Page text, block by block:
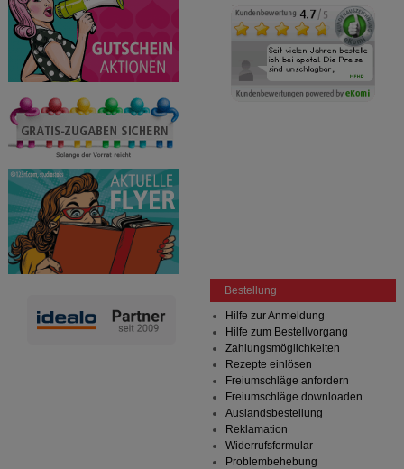
Bestellung
Hilfe zur Anmeldung
Hilfe zum Bestellvorgang
Zahlungsmöglichkeiten
Rezepte einlösen
Freiumschläge anfordern
Freiumschläge downloaden
Auslandsbestellung
Reklamation
Widerrufsformular
Problembehebung